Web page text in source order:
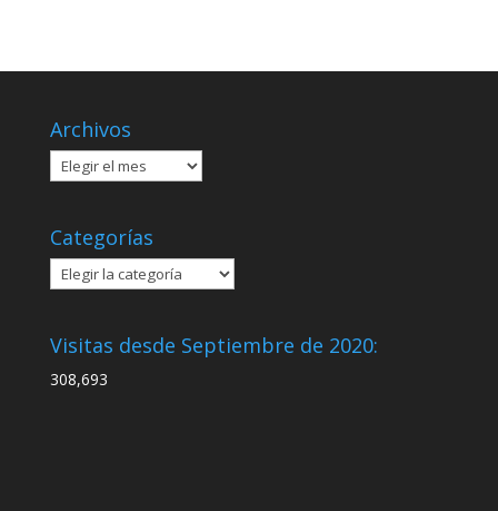
Archivos
Archivos
Categorías
Categorías
Visitas desde Septiembre de 2020:
308,693